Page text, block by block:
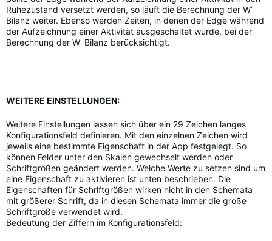
Ruhezustand versetzt werden, so läuft die Berechnung der W’
Bilanz weiter. Ebenso werden Zeiten, in denen der Edge während
der Aufzeichnung einer Aktivität ausgeschaltet wurde, bei der
Berechnung der W’ Bilanz berücksichtigt.
WEITERE EINSTELLUNGEN:
Weitere Einstellungen lassen sich über ein 29 Zeichen langes
Konfigurationsfeld definieren. Mit den einzelnen Zeichen wird
jeweils eine bestimmte Eigenschaft in der App festgelegt. So
können Felder unter den Skalen gewechselt werden oder
Schriftgrößen geändert werden. Welche Werte zu setzen sind um
eine Eigenschaft zu aktivieren ist unten beschrieben. Die
Eigenschaften für Schriftgrößen wirken nicht in den Schemata
mit größerer Schrift, da in diesen Schemata immer die große
Schriftgröße verwendet wird.
Bedeutung der Ziffern im Konfigurationsfeld: